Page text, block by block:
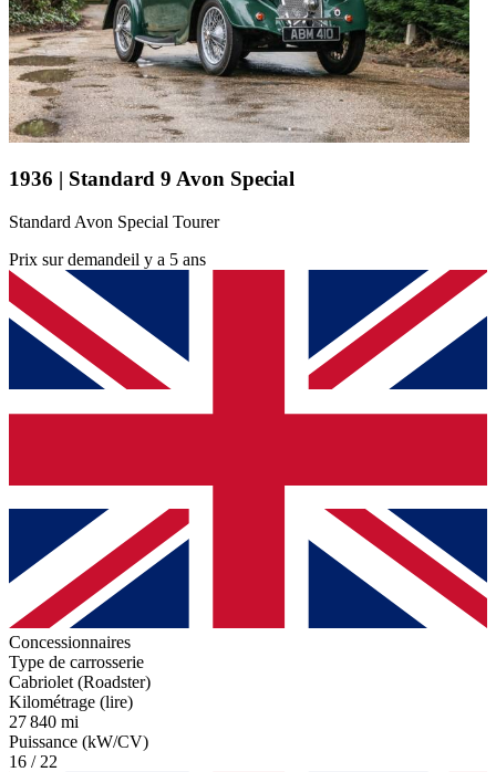
1936 | Standard 9 Avon Special
Standard Avon Special Tourer
Prix sur demandeil y a 5 ans
Concessionnaires
Type de carrosserie
Cabriolet (Roadster)
Kilométrage (lire)
27 840 mi
Puissance (kW/CV)
16 / 22